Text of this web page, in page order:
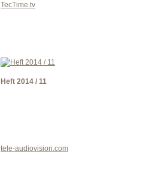
TecTime.tv
Heft 2014 / 11
tele-audiovision.com